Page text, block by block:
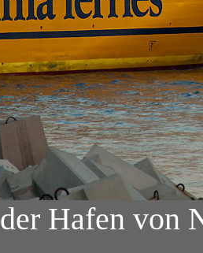
der Hafen von